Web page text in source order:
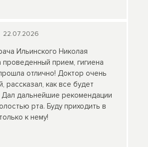
22.07.2026
Ильинского Николая
проведенный прием, гигиена
отлично! Доктор очень
рассказал, как все будет
Дал дальнейшие рекомендации
рта. Буду приходить в
к нему!